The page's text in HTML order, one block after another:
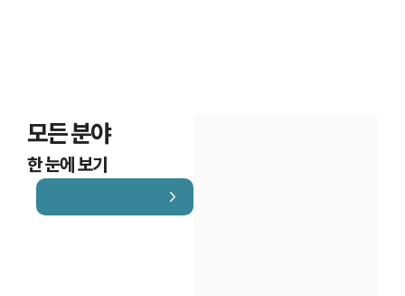
모든 분야
한 눈에 보기